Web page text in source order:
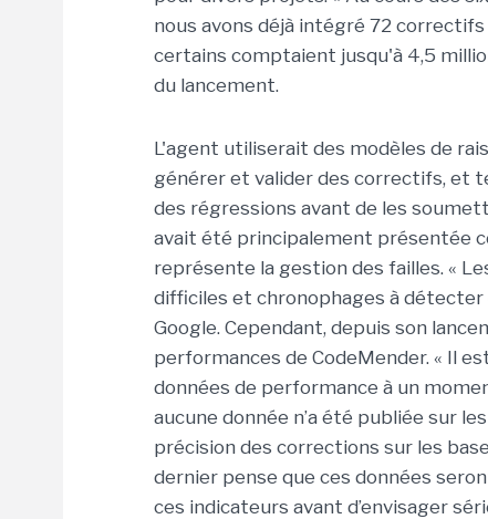
nous avons déjà intégré 72
certains comptaient jusqu'à 4,5
du lancement.
L'agent utiliserait des modèles de
générer et valider des correctifs, et
des régressions avant de les
avait été principalement présentée
représente la gestion des failles. «
difficiles et chronophages à détecter
Google. Cependant, depuis son
performances de CodeMender. « Il
données de performance à un
aucune donnée n’a été publiée sur
précision des corrections sur les
dernier pense que ces données
ces indicateurs avant d’envisager